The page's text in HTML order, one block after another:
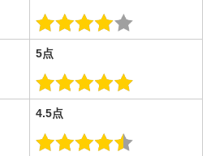
5点
4.5点